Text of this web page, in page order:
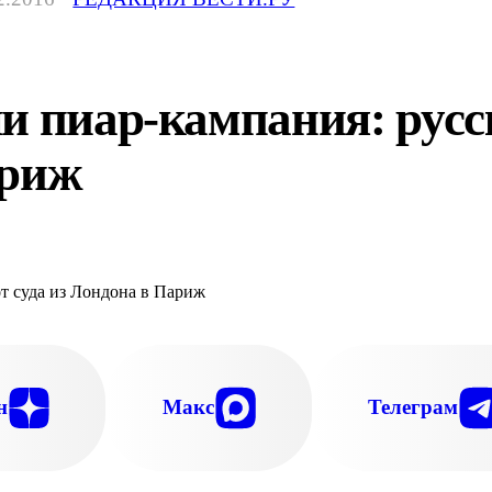
пиар-кампания:
Макс Телеграм